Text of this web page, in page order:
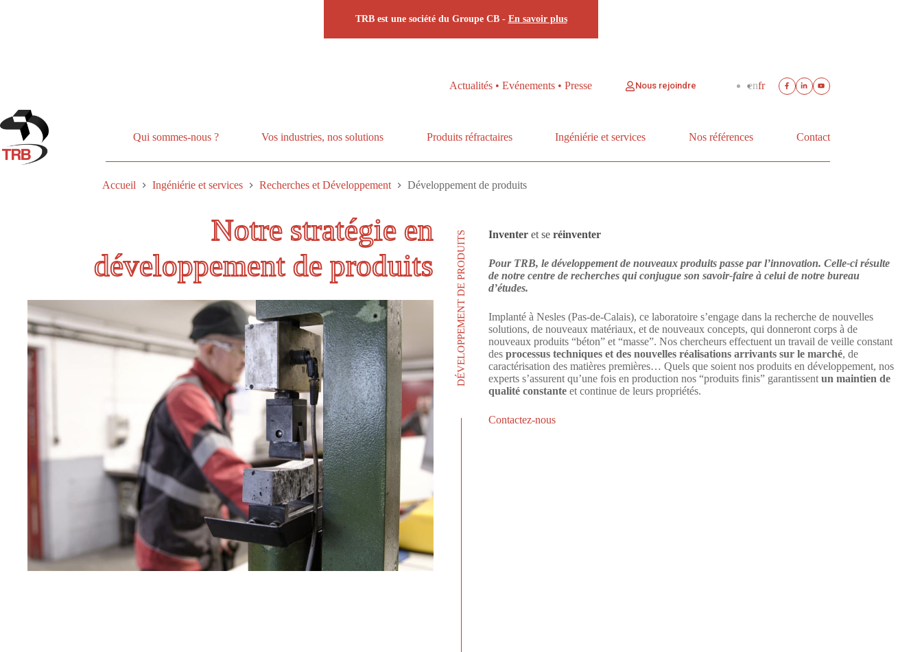
TRB est une société du Groupe CB - En savoir plus
Actualités • Evénements • Presse Nous rejoindre fr
en
Qui sommes-nous ? Vos industries, nos solutions Produits réfractaires Ingéniérie et services Nos références Contact
Accueil Ingéniérie et services Recherches et Développement Développement de produits
DÉVELOPPEMENT DE PRODUITS
Notre stratégie en
développement de produits
Inventer et se réinventer
Pour TRB, le développement de nouveaux produits passe par l’innovation. Celle-ci résulte
de notre centre de recherches qui conjugue son savoir-faire à celui de notre bureau
d’études.
Implanté à Nesles (Pas-de-Calais), ce laboratoire s’engage dans la recherche de nouvelles
solutions, de nouveaux matériaux, et de nouveaux concepts, qui donneront corps à de
nouveaux produits “béton” et “masse”. Nos chercheurs effectuent un travail de veille constant
des processus techniques et des nouvelles réalisations arrivants sur le marché, de
caractérisation des matières premières… Quels que soient nos produits en développement, nos
experts s’assurent qu’une fois en production nos “produits finis” garantissent un maintien de
qualité constante et continue de leurs propriétés.
Contactez-nous